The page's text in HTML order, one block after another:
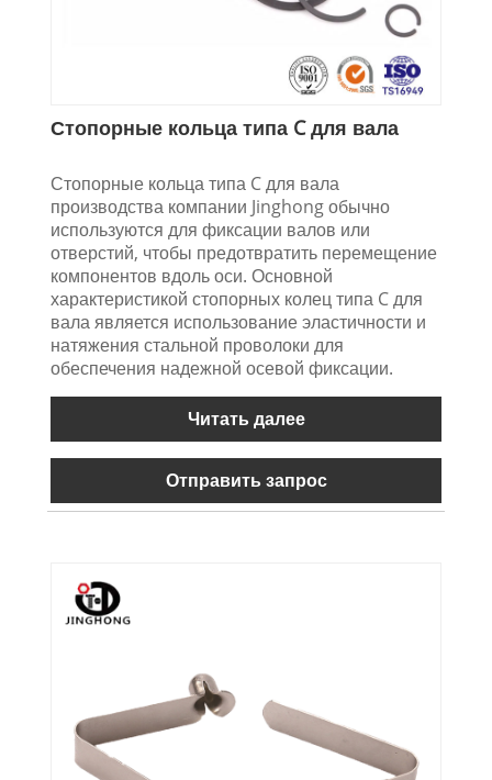
Стопорные кольца типа C для вала
Стопорные кольца типа C для вала
производства компании Jinghong обычно
используются для фиксации валов или
отверстий, чтобы предотвратить перемещение
компонентов вдоль оси. Основной
характеристикой стопорных колец типа C для
вала является использование эластичности и
натяжения стальной проволоки для
обеспечения надежной осевой фиксации.
Читать далее
Отправить запрос